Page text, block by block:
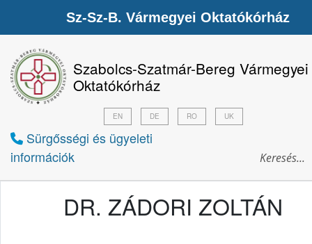
Szabolcs-Szatmár-Bereg Vármegyei
Oktatókórház
Sürgősségi és ügyeleti
információk
EN DE RO UK
DR. ZÁDORI ZOLTÁN
Sz-Sz-B. Vármegyei Oktatókórház